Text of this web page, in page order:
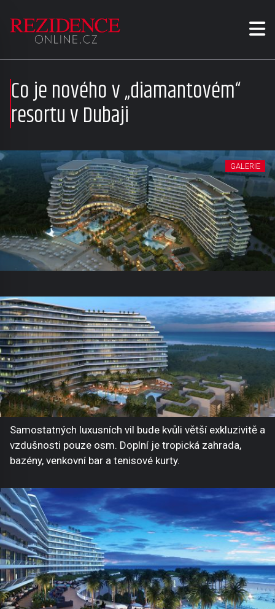
Co je nového v „diamantovém“
resortu v Dubaji
GALERIE
Samostatných luxusních vil bude kvůli větší exkluzivitě a
vzdušnosti pouze osm. Doplní je tropická zahrada,
bazény, venkovní bar a tenisové kurty.